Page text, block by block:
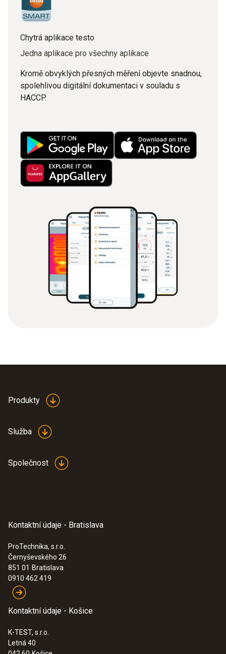
Chytrá aplikace testo
Jedna aplikace pro všechny aplikace
Kromě obvyklých přesných měření objevte snadnou,
spolehlivou digitální dokumentaci v souladu s
HACCP.
Produkty
Služba
Společnost
Kontaktní údaje - Bratislava
ProTechnika, s.r.o.
Černyševského 26
851 01 Bratislava
0910 462 419
Kontaktní údaje - Košice
K-TEST, s.r.o.
Letná 40